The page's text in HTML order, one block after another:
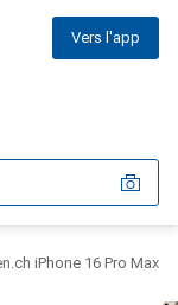
Vers l'app
iPhone 16 Pro Max